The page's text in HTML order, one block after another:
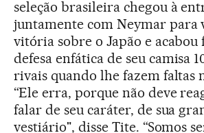
seleção brasileira chegou à
juntamente com Neymar para
vitória sobre o Japão e acabou
defesa enfática de seu camisa
rivais quando lhe fazem faltas
“Ele erra, porque não deve
falar de seu caráter, de sua
vestiário", disse Tite. “Somos